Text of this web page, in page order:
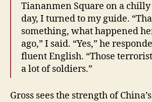
Tiananmen Square on a
day, I turned to my guide.
something, what happened
ago,” I said. “Yes,” he
fluent English. “Those
a lot of soldiers.”
Gross sees the strength of